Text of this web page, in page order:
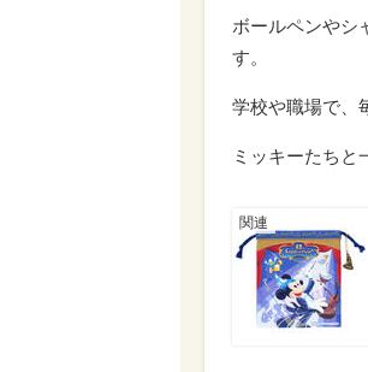
ボールペンやシ
す。
学校や職場で、
ミッキーたちと